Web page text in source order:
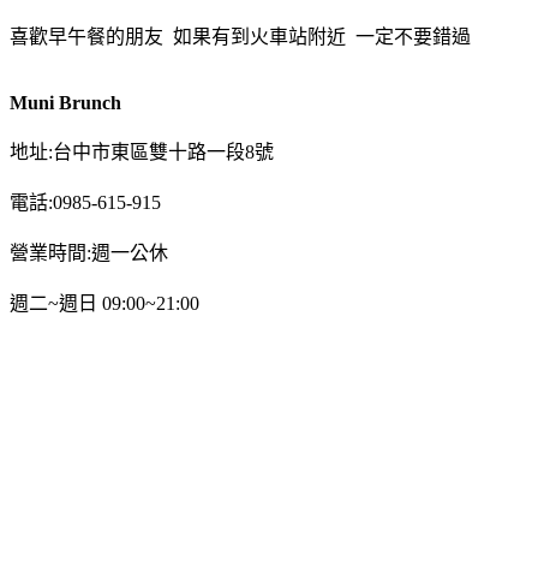
喜歡早午餐的朋友 如果有到火車站附近 一定不要錯過
Muni Brunch
地址:台中市東區雙十路一段8號
電話:0985-615-915
營業時間:週一公休
週二~週日 09:00~21:00